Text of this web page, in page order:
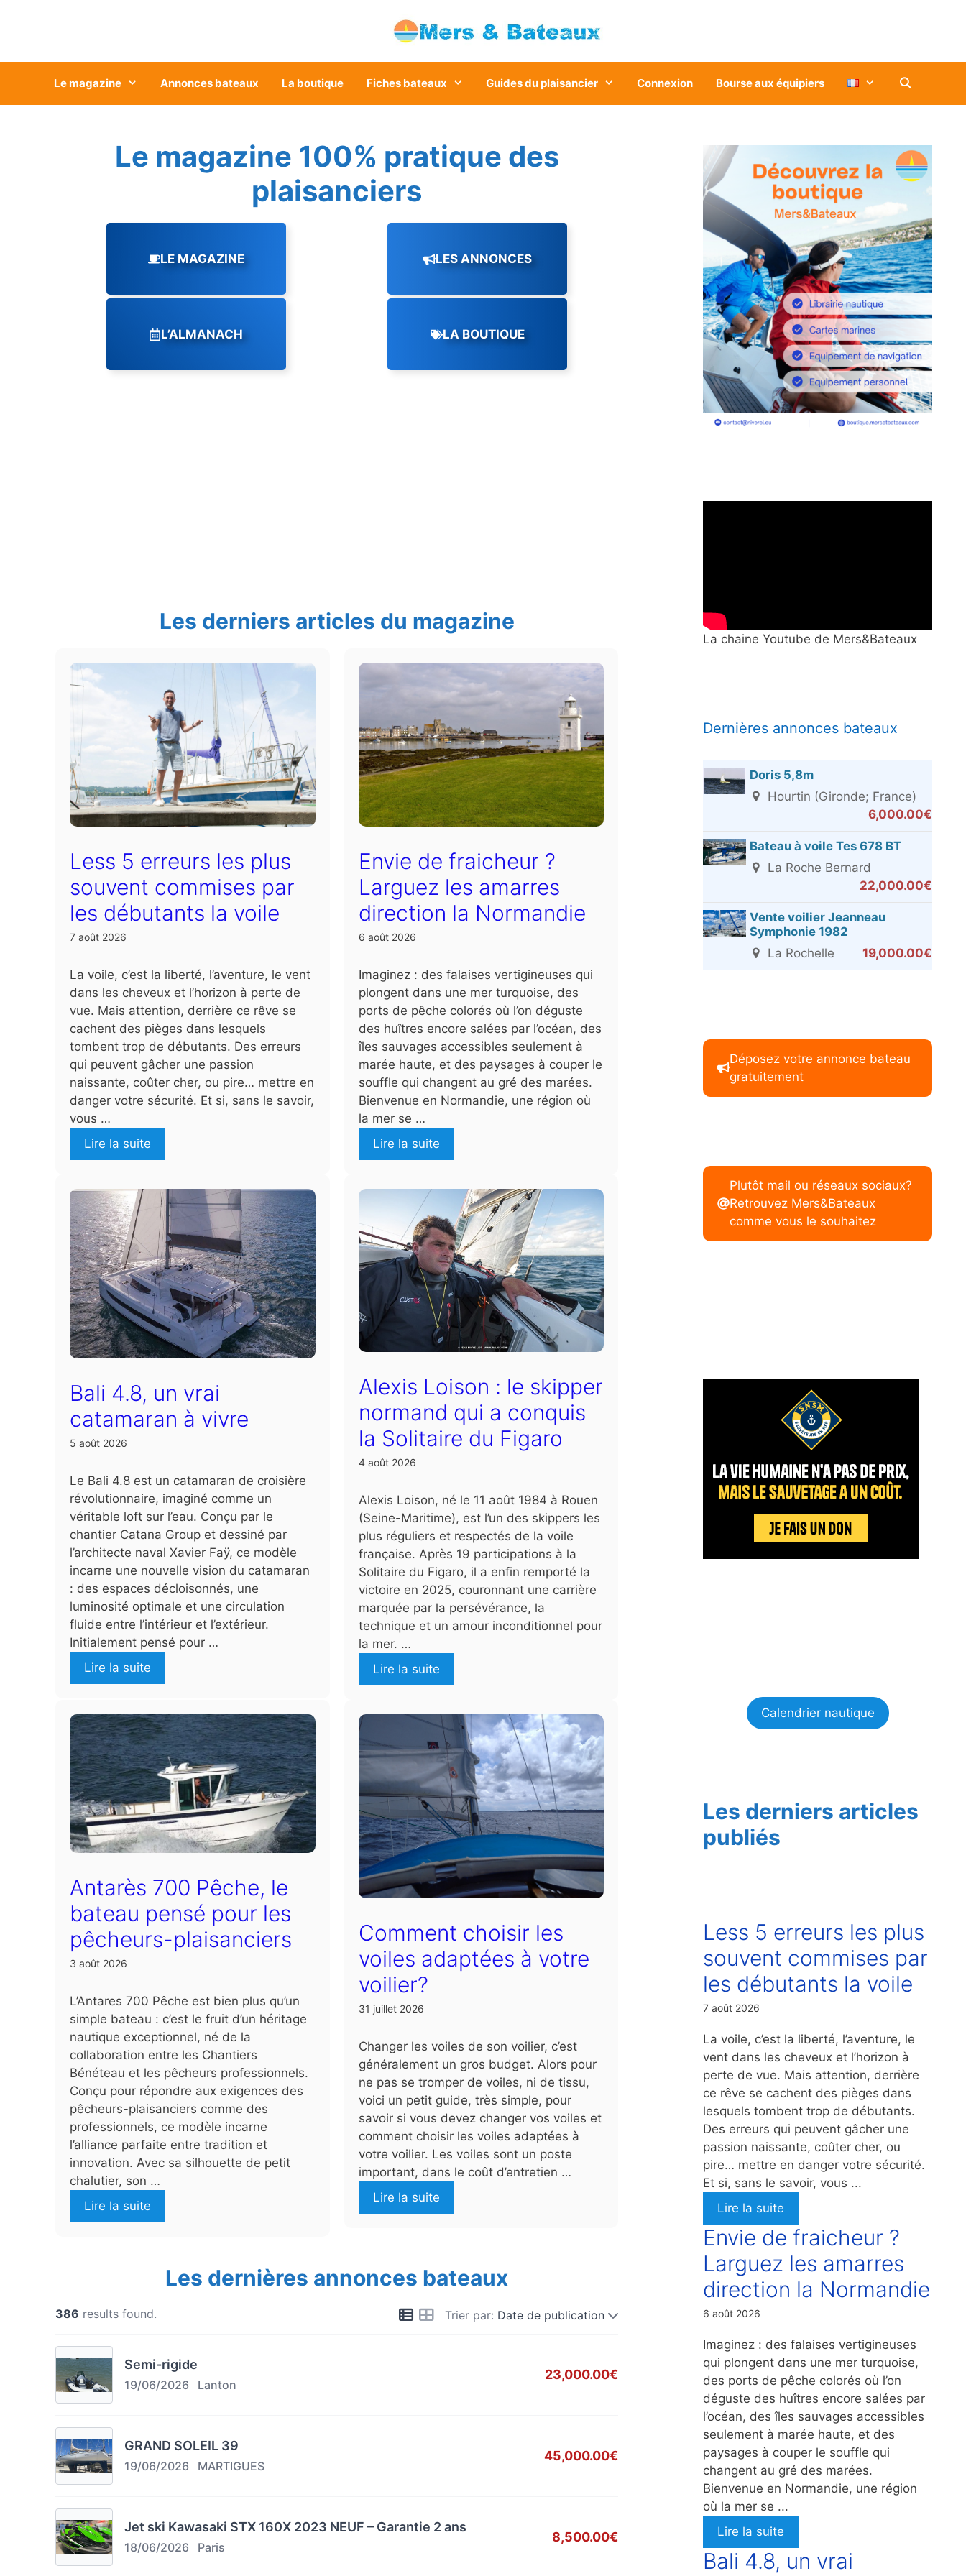
Le magazine Annonces bateaux La boutique Fiches bateaux Guides du plaisancier Connexion Bourse aux équipiers
Le magazine 100% pratique des
plaisanciers
LE MAGAZINE LES ANNONCES
L’ALMANACH LA BOUTIQUE
Les derniers articles du magazine
Less 5 erreurs les plus
souvent commises par
les débutants la voile
7 août 2026
La voile, c’est la liberté, l’aventure, le vent
dans les cheveux et l’horizon à perte de
vue. Mais attention, derrière ce rêve se
cachent des pièges dans lesquels
tombent trop de débutants. Des erreurs
qui peuvent gâcher une passion
naissante, coûter cher, ou pire… mettre en
danger votre sécurité. Et si, sans le savoir,
vous …
Lire la suite
Envie de fraicheur ?
Larguez les amarres
direction la Normandie
6 août 2026
Imaginez : des falaises vertigineuses qui
plongent dans une mer turquoise, des
ports de pêche colorés où l’on déguste
des huîtres encore salées par l’océan, des
îles sauvages accessibles seulement à
marée haute, et des paysages à couper le
souffle qui changent au gré des marées.
Bienvenue en Normandie, une région où
la mer se …
Lire la suite
Bali 4.8, un vrai
catamaran à vivre
5 août 2026
Le Bali 4.8 est un catamaran de croisière
révolutionnaire, imaginé comme un
véritable loft sur l’eau. Conçu par le
chantier Catana Group et dessiné par
l’architecte naval Xavier Faÿ, ce modèle
incarne une nouvelle vision du catamaran
: des espaces décloisonnés, une
luminosité optimale et une circulation
fluide entre l’intérieur et l’extérieur.
Initialement pensé pour …
Lire la suite
Alexis Loison : le skipper
normand qui a conquis
la Solitaire du Figaro
4 août 2026
Alexis Loison, né le 11 août 1984 à Rouen
(Seine-Maritime), est l’un des skippers les
plus réguliers et respectés de la voile
française. Après 19 participations à la
Solitaire du Figaro, il a enfin remporté la
victoire en 2025, couronnant une carrière
marquée par la persévérance, la
technique et un amour inconditionnel pour
la mer. …
Lire la suite
Antarès 700 Pêche, le
bateau pensé pour les
pêcheurs-plaisanciers
3 août 2026
L’Antares 700 Pêche est bien plus qu’un
simple bateau : c’est le fruit d’un héritage
nautique exceptionnel, né de la
collaboration entre les Chantiers
Bénéteau et les pêcheurs professionnels.
Conçu pour répondre aux exigences des
pêcheurs-plaisanciers comme des
professionnels, ce modèle incarne
l’alliance parfaite entre tradition et
innovation. Avec sa silhouette de petit
chalutier, son …
Lire la suite
Comment choisir les
voiles adaptées à votre
voilier?
31 juillet 2026
Changer les voiles de son voilier, c’est
généralement un gros budget. Alors pour
ne pas se tromper de voiles, ni de tissu,
voici un petit guide, très simple, pour
savoir si vous devez changer vos voiles et
comment choisir les voiles adaptées à
votre voilier. Les voiles sont un poste
important, dans le coût d’entretien …
Lire la suite
Les dernières annonces bateaux
Trier par: Date de publication
386 results found.
Semi-rigide
19/06/2026 Lanton
23,000.00€
GRAND SOLEIL 39
19/06/2026 MARTIGUES
45,000.00€
Jet ski Kawasaki STX 160X 2023 NEUF – Garantie 2 ans
18/06/2026 Paris
8,500.00€
La chaine Youtube de Mers&Bateaux
Dernières annonces bateaux
Doris 5,8m
Hourtin (Gironde; France)
6,000.00€
Bateau à voile Tes 678 BT
La Roche Bernard
22,000.00€
Vente voilier Jeanneau
Symphonie 1982
La Rochelle
19,000.00€
Déposez votre annonce bateau
gratuitement
Plutôt mail ou réseaux sociaux?
Retrouvez Mers&Bateaux
comme vous le souhaitez
Calendrier nautique
Les derniers articles
publiés
Less 5 erreurs les plus
souvent commises par
les débutants la voile
7 août 2026
La voile, c’est la liberté, l’aventure, le
vent dans les cheveux et l’horizon à
perte de vue. Mais attention, derrière
ce rêve se cachent des pièges dans
lesquels tombent trop de débutants.
Des erreurs qui peuvent gâcher une
passion naissante, coûter cher, ou
pire… mettre en danger votre sécurité.
Et si, sans le savoir, vous ...
Lire la suite
Envie de fraicheur ?
Larguez les amarres
direction la Normandie
6 août 2026
Imaginez : des falaises vertigineuses
qui plongent dans une mer turquoise,
des ports de pêche colorés où l’on
déguste des huîtres encore salées par
l’océan, des îles sauvages accessibles
seulement à marée haute, et des
paysages à couper le souffle qui
changent au gré des marées.
Bienvenue en Normandie, une région
où la mer se ...
Lire la suite
Bali 4.8, un vrai